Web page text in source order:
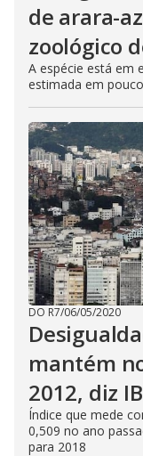
de arara-
zoológico
A espécie está em
estimada em
DO R7/06/05/2020
mantém
2012, diz
Índice que mede
0,509 no ano
para 2018